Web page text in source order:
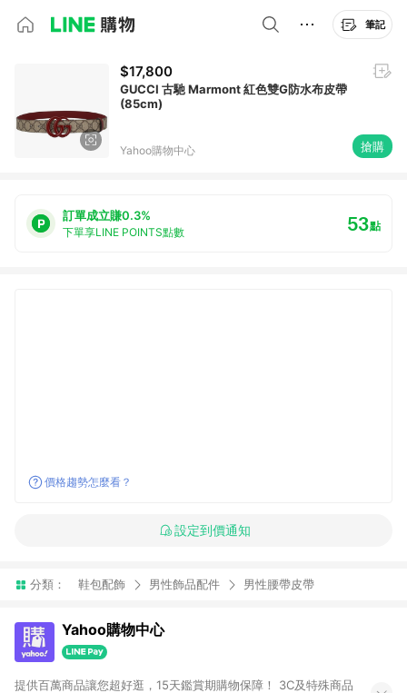
筆記
$17,800
GUCCI 古馳 Marmont 紅色雙G防水布皮帶
(85cm)
Yahoo購物中心 搶購
訂單成立賺0.3%
下單享LINE POINTS點數 53點
價格趨勢怎麼看？
設定到價通知
分類： 鞋包配飾 男性飾品配件 男性腰帶皮帶
Yahoo購物中心
提供百萬商品讓您超好逛，15天鑑賞期購物保障！ 3C及特殊商品